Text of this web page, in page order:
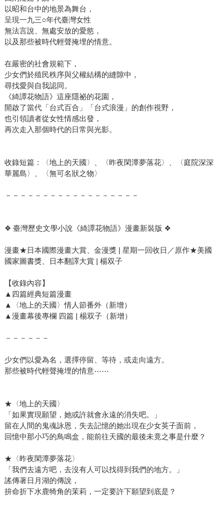
以昭和台中的地景為舞台，
呈現一九三○年代臺灣女性
無法言說、無處安放的愛慾，
以及那些被時代輕聲掩埋的情意。
在嚴密的社會規範下，
少女們於殖民秩序與父權結構的縫隙中，
尋找愛與自我認同。
《綺譚花物語》這座隱祕的花園，
開啟了當代「台式百合」「台式浪漫」的創作視野，
也引領讀者從女性情感出發，
再次走入那個時代的日常與光影。
收錄短篇：〈地上的天國〉、〈昨夜閑潭夢落花〉、〈庭院深深
華麗島〉、〈無可名狀之物〉
－－－－－－－－－－－－－－－－－－
❖ 臺灣歷史文學小說《綺譚花物語》漫畫新裝版 ❖
漫畫★日本國際漫畫大賞、金漫獎 | 星期一回收日／原作★美國
國家圖書獎、日本翻譯大賞 | 楊双子
【收錄內容】
▲四篇經典短篇漫畫
▲〈地上的天國〉情人節番外（新增）
▲漫畫幕後專欄 四篇 | 楊双子（新增）
－－－－－－
少女們以愛為名，選擇停留、等待，或走向遠方。
那些被時代輕聲掩埋的情意⋯⋯
★〈地上的天國〉
「如果實現願望，她或許就會永遠的消失吧。」
留在人間的鬼魂詠恩，失去記憶的她出現在少女英子面前，
回憶中那小巧的鳥鳴盒，能前往天國的最後未竟之事是什麼？
★〈昨夜閑潭夢落花〉
「我們去遠方吧，去沒有人可以找得到我們的地方。」
謠傳著日月湖的傳說，
拚命折下水鹿犄角的茉莉，一定要許下願望到底是？